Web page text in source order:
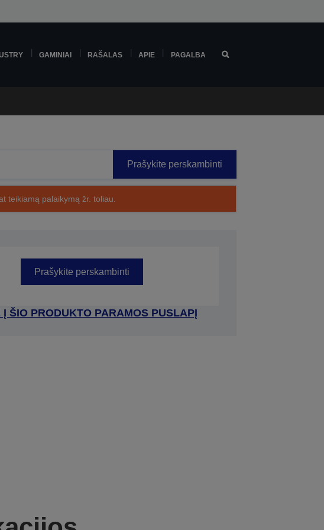
GAMINIAI RAŠALAS APIE PAGALBA
Prašykite perskambinti
teikiamą palaikymą žr. toliau.
Prašykite perskambinti
Į ŠIO PRODUKTO PARAMOS PUSLAPĮ